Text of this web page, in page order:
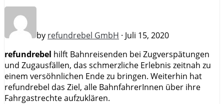
by refundrebel GmbH · Juli 15, 2020
refundrebel hilft Bahnreisenden bei Zugverspätungen
und Zugausfällen, das schmerzliche Erlebnis zeitnah zu
einem versöhnlichen Ende zu bringen. Weiterhin hat
refundrebel das Ziel, alle BahnfahrerInnen über ihre
Fahrgastrechte aufzuklären.